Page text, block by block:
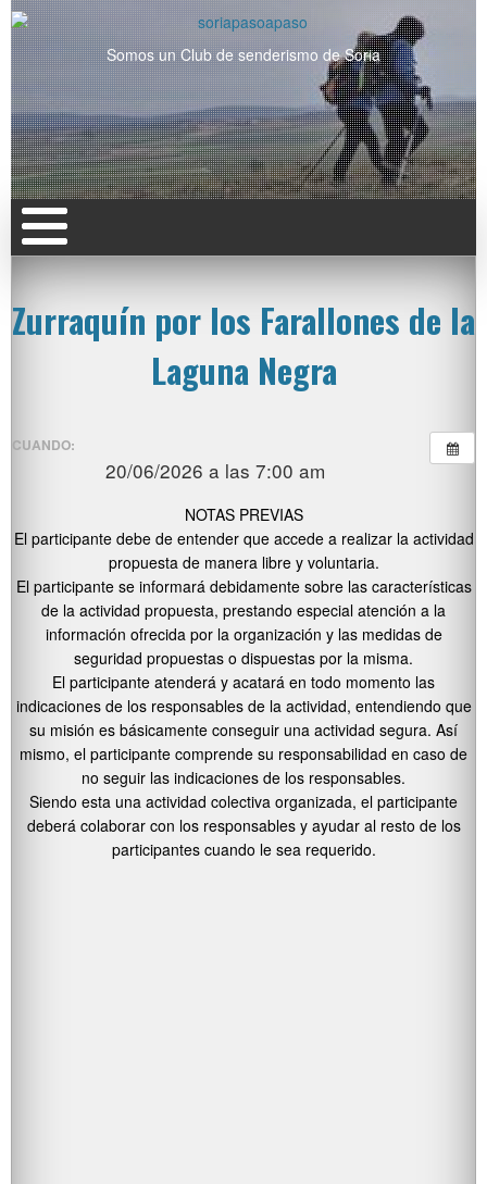
Somos un Club de senderismo de Soria
Zurraquín por los Farallones de la
Laguna Negra
CUANDO:
20/06/2026 a las 7:00 am
NOTAS PREVIAS
El participante debe de entender que accede a realizar la actividad
propuesta de manera libre y voluntaria.
El participante se informará debidamente sobre las características
de la actividad propuesta, prestando especial atención a la
información ofrecida por la organización y las medidas de
seguridad propuestas o dispuestas por la misma.
El participante atenderá y acatará en todo momento las
indicaciones de los responsables de la actividad, entendiendo que
su misión es básicamente conseguir una actividad segura. Así
mismo, el participante comprende su responsabilidad en caso de
no seguir las indicaciones de los responsables.
Siendo esta una actividad colectiva organizada, el participante
deberá colaborar con los responsables y ayudar al resto de los
participantes cuando le sea requerido.